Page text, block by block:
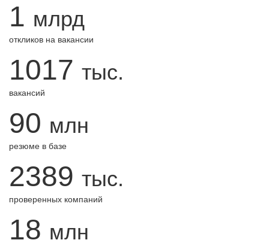
1 млрд
откликов на вакансии
1017 тыс.
вакансий
90 млн
резюме в базе
2389 тыс.
проверенных компаний
18 млн